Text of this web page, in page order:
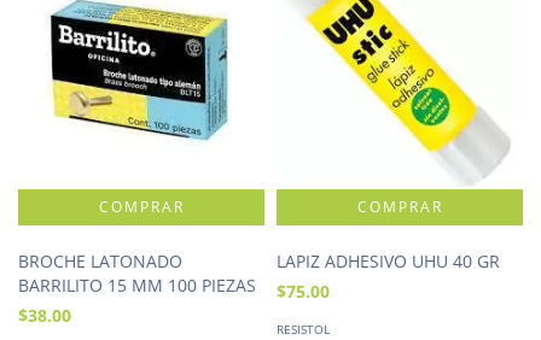
BROCHE LATONADO
BARRILITO 15 MM 100 PIEZAS
$38.00
LAPIZ ADHESIVO UHU 40 GR
$75.00
RESISTOL